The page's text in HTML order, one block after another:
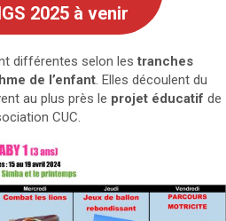
2025 à venir
différentes selon lestranches
de l’enfant. Elles découlent du
au plus près le projet éducatif de
CUC.